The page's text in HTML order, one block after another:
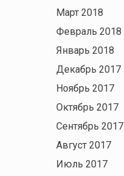
Март 2018
Февраль 2018
Январь 2018
Декабрь 2017
Ноябрь 2017
Октябрь 2017
Сентябрь 2017
Август 2017
Июль 2017